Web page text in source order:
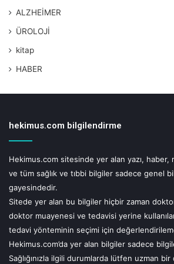
isteyebilir. Ailesinde bu hastalığı taşıyan
kan basıncı kontrolü ve idrar tetkiki
bulguları ortaya çıkarsa, o zaman
ile böbrek kistlerinin varlığı
ALZHEİMER
ÜROLOJİ
kitap
HABER
hekimus.com bilgilendirme
Hekimus.com sitesinde yer alan yazı, haber,
ve tüm sağlık ve tıbbi bilgiler sadece genel
gayesindedir.
Sitede yer alan bu bilgiler hiçbir zaman
doktor muayenesi ve tedavisi yerine
tedavi yönteminin seçimi için
Hekimus.com’da yer alan bilgiler sadece
Sağlığınızla ilgili durumlarda lütfen uzman bir